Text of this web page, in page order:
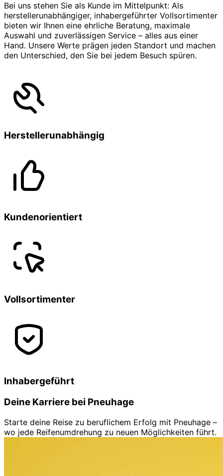
Bei uns stehen Sie als Kunde im Mittelpunkt: Als
herstellerunabhängiger, inhabergeführter Vollsortimenter
bieten wir Ihnen eine ehrliche Beratung, maximale
Auswahl und zuverlässigen Service – alles aus einer
Hand. Unsere Werte prägen jeden Standort und machen
den Unterschied, den Sie bei jedem Besuch spüren.
Herstellerunabhängig
Kundenorientiert
Vollsortimenter
Inhabergeführt
Deine Karriere bei Pneuhage
Starte deine Reise zu beruflichem Erfolg mit Pneuhage –
wo jede Reifenumdrehung zu neuen Möglichkeiten führt.